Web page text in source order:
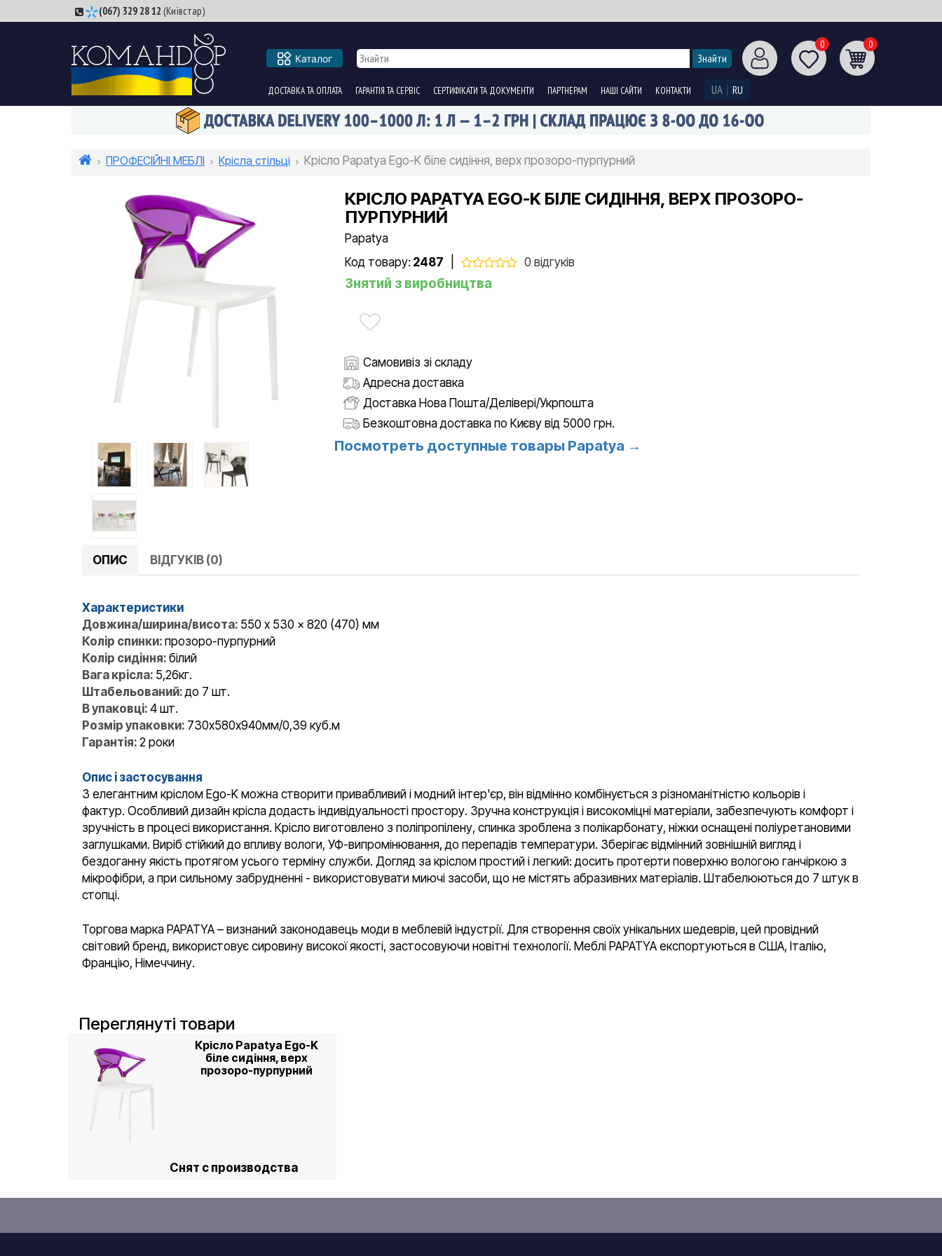
(067) 329 28 12 (Київстар)
Каталог
0 0
ДОСТАВКА ТА ОПЛАТА ГАРАНТІЯ ТА СЕРВІС СЕРТИФІКАТИ ТА ДОКУМЕНТИ ПАРТНЕРАМ НАШІ САЙТИ КОНТАКТИ UA RU
ПРОФЕСІЙНІ МЕБЛІ Крісла стільці Крісло Papatya Ego-K біле сидіння, верх прозоро-пурпурний
КРІСЛО PAPATYA EGO-K БІЛЕ СИДІННЯ, ВЕРХ ПРОЗОРО-
ПУРПУРНИЙ
Papatya
Код товару: 2487 0 відгуків
Знятий з виробництва
Самовивіз зі складу
Адресна доставка
Доставка Нова Пошта/Делівері/Укрпошта
Безкоштовна доставка по Києву від 5000 грн.
Посмотреть доступные товары Papatya →
ОПИС ВІДГУКІВ (0)
Характеристики
Довжина/ширина/висота: 550 x 530 x 820 (470) мм
Колір спинки: прозоро-пурпурний
Колір сидіння: білий
Вага крісла: 5,26кг.
Штабельований:до 7 шт.
В упаковці: 4 шт.
Розмір упаковки: 730х580х940мм/0,39 куб.м
Гарантія: 2 роки
Опис і застосування
З елегантним кріслом Ego-K можна створити привабливий і модний інтер'єр, він відмінно комбінується з різноманітністю кольорів і
фактур. Особливий дизайн крісла додасть індивідуальності простору. Зручна конструкція і високоміцні матеріали, забезпечують комфорт і
зручність в процесі використання. Крісло виготовлено з поліпропілену, спинка зроблена з полікарбонату, ніжки оснащені поліуретановими
заглушками. Виріб стійкий до впливу вологи, УФ-випромінювання, до перепадів температури. Зберігає відмінний зовнішній вигляд і
бездоганну якість протягом усього терміну служби. Догляд за кріслом простий і легкий: досить протерти поверхню вологою ганчіркою з
мікрофібри, а при сильному забрудненні - використовувати миючі засоби, що не містять абразивних матеріалів. Штабелюються до 7 штук в
стопці.
Торгова марка PAPATYA – визнаний законодавець моди в меблевій індустрії. Для створення своїх унікальних шедеврів, цей провідний
світовий бренд, використовує сировину високої якості, застосовуючи новітні технології. Меблі PAPATYA експортуються в США, Італію,
Францію, Німеччину.
Переглянуті товари
Крісло Papatya Ego-K
біле сидіння, верх
прозоро-пурпурний
Снят с производства